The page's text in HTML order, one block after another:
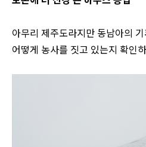
아무리 제주도라지만 동남아의
어떻게 농사를 짓고 있는지 확인